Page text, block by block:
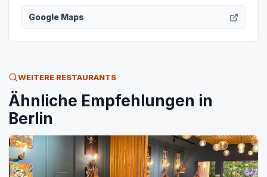
Google Maps
WEITERE RESTAURANTS
Ähnliche Empfehlungen in
Berlin